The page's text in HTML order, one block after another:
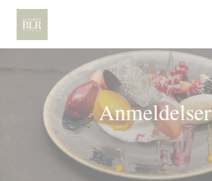
Panel for informasjonskapsler
Anmeldelser